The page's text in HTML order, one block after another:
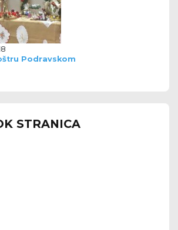
Podravskom
STRANICA